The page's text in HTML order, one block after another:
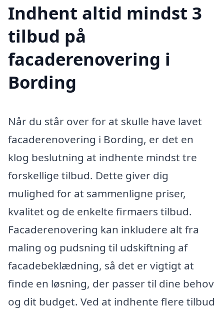
Indhent altid mindst 3
tilbud på
facaderenovering i
Bording
Når du står over for at skulle have lavet
facaderenovering i Bording, er det en
klog beslutning at indhente mindst tre
forskellige tilbud. Dette giver dig
mulighed for at sammenligne priser,
kvalitet og de enkelte firmaers tilbud.
Facaderenovering kan inkludere alt fra
maling og pudsning til udskiftning af
facadebeklædning, så det er vigtigt at
finde en løsning, der passer til dine behov
og dit budget. Ved at indhente flere tilbud